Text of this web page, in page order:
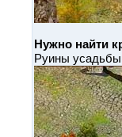
Нужно найти
Руины